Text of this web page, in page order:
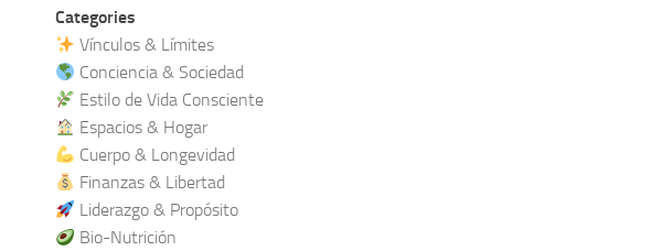
Categories
Vínculos & Límites
Conciencia & Sociedad
Estilo de Vida Consciente
Espacios & Hogar
Cuerpo & Longevidad
Finanzas & Libertad
Liderazgo & Propósito
Bio-Nutrición